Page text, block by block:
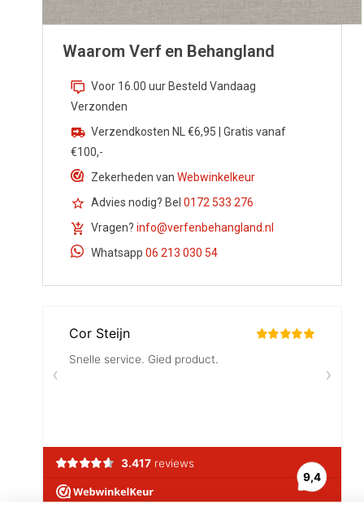
Waarom Verf en Behangland
Voor 16.00 uur Besteld Vandaag
Verzonden
Verzendkosten NL €6,95 | Gratis vanaf
€100,-
Zekerheden van Webwinkelkeur
Advies nodig? Bel 0172 533 276
Vragen? info@verfenbehangland.nl
Whatsapp 06 213 030 54